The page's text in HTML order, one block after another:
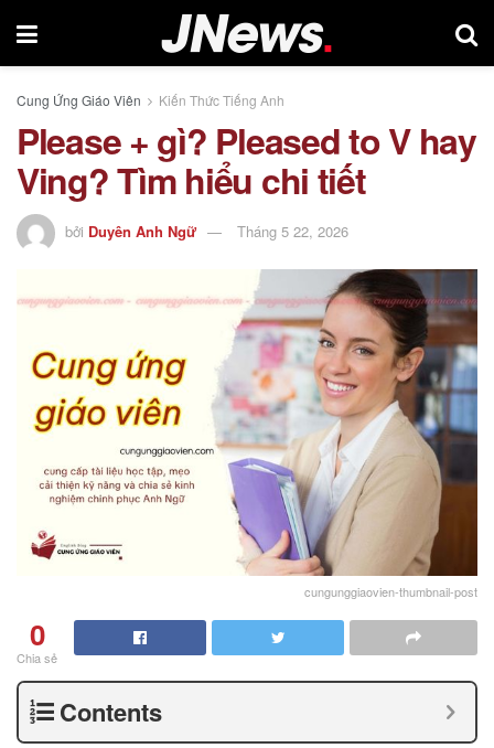
Cung Ứng Giáo Viên Kiến Thức Tiếng Anh
Please + gì? Pleased to V hay
Ving? Tìm hiểu chi tiết
bởi Duyên Anh Ngữ Tháng 5 22, 2026
cungunggiaovien-thumbnail-post
0
Chia sẻ
Contents